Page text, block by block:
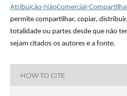
Atribuição-NãoComercial-
permite compartilhar, copiar,
totalidade ou partes desde que não
sejam citados os autores e a fonte.
HOW TO CITE